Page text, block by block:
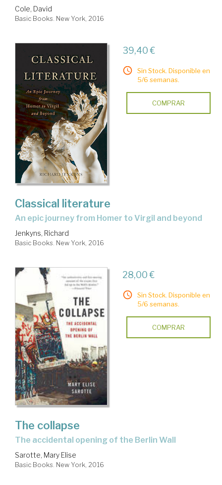
Cole, David
Basic Books. New York, 2016
39,40 €
Sin Stock. Disponible en
5/6 semanas.
COMPRAR
Classical literature
an epic journey from Homer to Virgil and beyond
Jenkyns, Richard
Basic Books. New York, 2016
28,00 €
Sin Stock. Disponible en
5/6 semanas.
COMPRAR
The collapse
the accidental opening of the Berlin Wall
Sarotte, Mary Elise
Basic Books. New York, 2016